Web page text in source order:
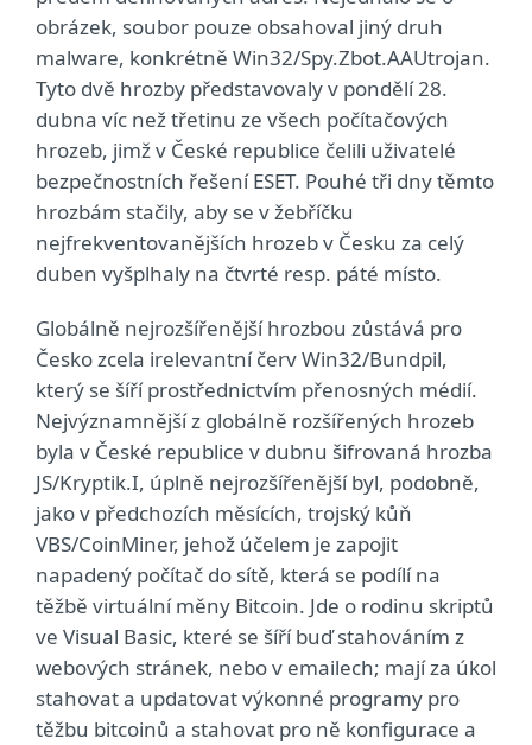
obrázek, soubor pouze obsahoval jiný druh
malware, konkrétně Win32/Spy.Zbot.AAUtrojan.
Tyto dvě hrozby představovaly v pondělí 28.
dubna víc než třetinu ze všech počítačových
hrozeb, jimž v České republice čelili uživatelé
bezpečnostních řešení ESET. Pouhé tři dny těmto
hrozbám stačily, aby se v žebříčku
nejfrekventovanějších hrozeb v Česku za celý
duben vyšplhaly na čtvrté resp. páté místo.
Globálně nejrozšířenější hrozbou zůstává pro
Česko zcela irelevantní červ Win32/Bundpil,
který se šíří prostřednictvím přenosných médií.
Nejvýznamnější z globálně rozšířených hrozeb
byla v České republice v dubnu šifrovaná hrozba
JS/Kryptik.I, úplně nejrozšířenější byl, podobně,
jako v předchozích měsících, trojský kůň
VBS/CoinMiner, jehož účelem je zapojit
napadený počítač do sítě, která se podílí na
těžbě virtuální měny Bitcoin. Jde o rodinu skriptů
ve Visual Basic, které se šíří buď stahováním z
webových stránek, nebo v emailech; mají za úkol
stahovat a updatovat výkonné programy pro
těžbu bitcoinů a stahovat pro ně konfigurace a